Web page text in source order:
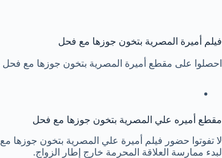
فيلم أميرة المصرية بتخون جوزها مع فحل
احصلوا على مقطع أميرة المصرية بتخون جوزها مع فحل
مقطع أميره علي المصرية بتخون جوزها مع فحل
لا تفوتوا حضور فيلم أميرة علي المصرية بتخون جوزها
لبدء ممارسة العلاقة المحرمة خارج إطار الزواج.